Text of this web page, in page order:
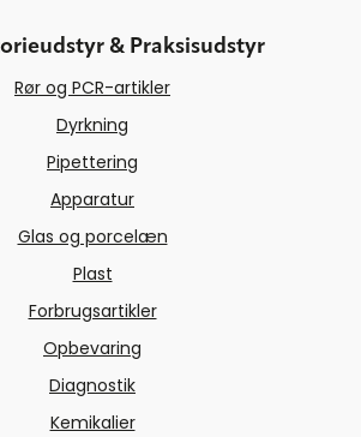
& Praksisudstyr
Rør og PCR-artikler
Dyrkning
Pipettering
Apparatur
Glas og porcelæn
Plast
Forbrugsartikler
Opbevaring
Diagnostik
Kemikalier